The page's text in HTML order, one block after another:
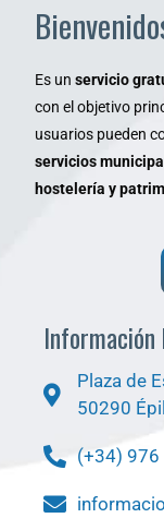
Es un servicio
con el objetivo
usuarios pueden
servicios
hostelería y
Información
Plaza de
50290
(+34) 976